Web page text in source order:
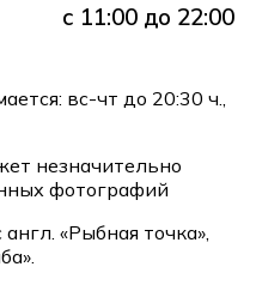
с 11:00 до 22:00
вс-чт до 20:30 ч.,
незначительно
фотографий
«Рыбная точка»,